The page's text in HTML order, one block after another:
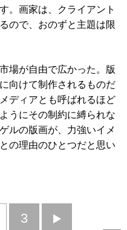
。画家は、クライアント
ので、おのずと主題は限
場が自由で広かった。版
向けて制作されるものだ
ディアとも呼ばれるほど
うにその制約に縛られな
ルの版画が、力強いイメ
の理由のひとつだと思い
3